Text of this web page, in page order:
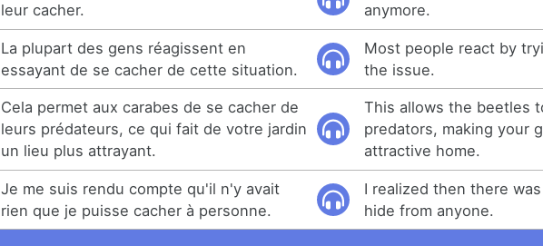
leur cacher.
anymore.
La plupart des gens réagissent en
essayant de se cacher de cette situation.
Most people react by
the issue.
Cela permet aux carabes de se cacher de
leurs prédateurs, ce qui fait de votre jardin
un lieu plus attrayant.
This allows the beetles
predators, making your
attractive home.
Je me suis rendu compte qu'il n'y avait
rien que je puisse cacher à personne.
I realized then there
hide from anyone.